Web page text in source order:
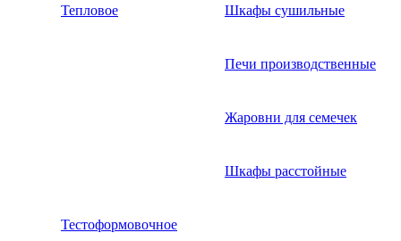
Тепловое Шкафы сушильные
Печи производственные
Жаровни для семечек
Шкафы расстойные
Тестоформовочное